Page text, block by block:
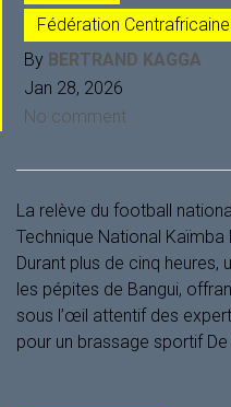
Fédération
By BERTRAND KAGGA
Jan 28, 2026
No comment
La relève du football
Technique National
Durant plus de cinq heures,
les pépites de Bangui,
sous l’œil attentif des
pour un brassage sportif De